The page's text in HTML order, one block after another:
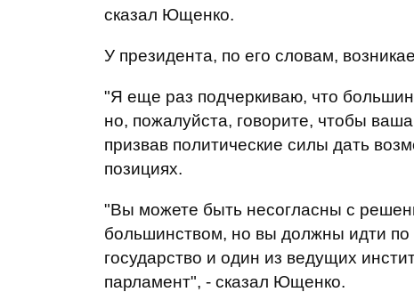
сказал Ющенко.
У президента, по его словам,
"Я еще раз подчеркиваю, что
но, пожалуйста, говорите, чтобы
призвав политические силы дать
позициях.
"Вы можете быть несогласны с
большинством, но вы должны идти по
государство и один из ведущих
парламент", - сказал Ющенко.